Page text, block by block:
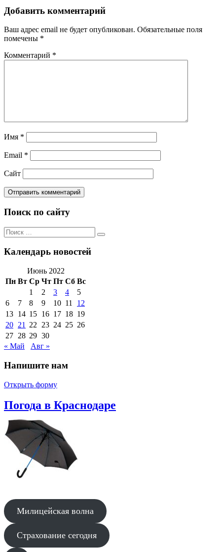
Добавить комментарий
Ваш адрес email не будет опубликован. Обязательные поля
помечены *
Комментарий *
Имя *
Email *
Сайт
Поиск по сайту
Поиск
по:
Поиск
Календарь новостей
Июнь 2022
Пн Вт Ср Чт Пт Сб Вс
1
2 3 4
5
6
7 8 9 10 11
12
13 14 15 16 17 18 19
20 21 22 23 24 25 26
27 28 29 30
« Май
Авг »
Напишите нам
Открыть форму
Погода в Краснодаре
Милицейская волна
Страхование сегодня